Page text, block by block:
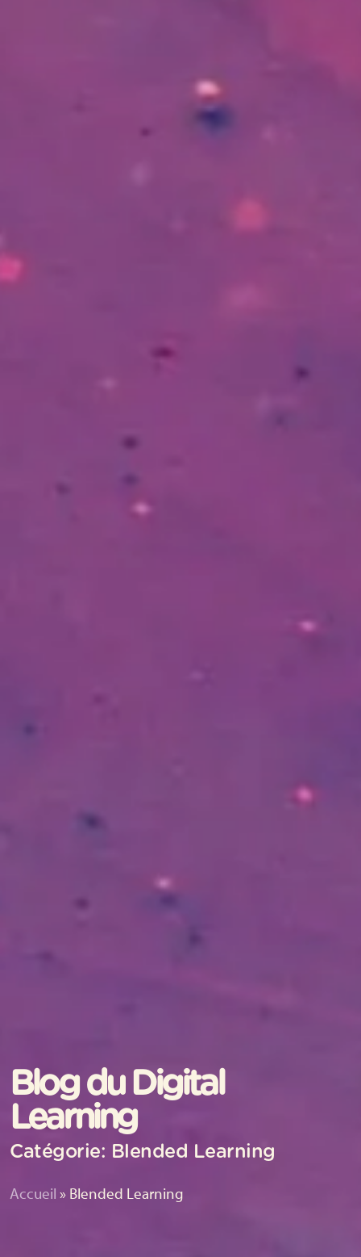
Blog du Digital
Learning
Catégorie: Blended Learning
Accueil » Blended Learning